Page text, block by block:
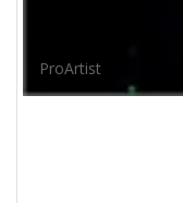
ProArtist